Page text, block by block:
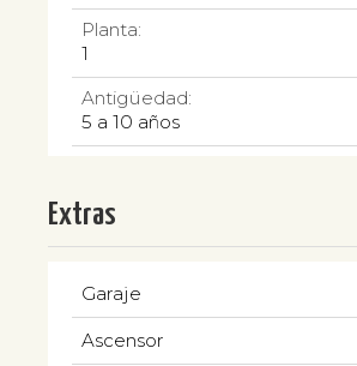
Planta:
1
Antigüedad:
5 a 10 años
Extras
Garaje
Ascensor